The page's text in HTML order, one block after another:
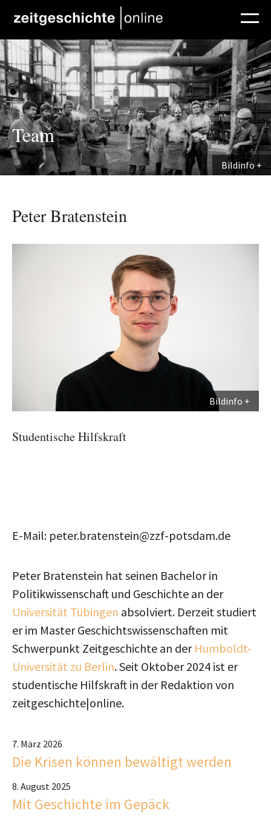
Direkt zum Inhalt
Team
Bildinfo
Peter Bratenstein
Bildinfo
Studentische Hilfskraft
E-Mail: peter.bratenstein@zzf-potsdam.de
Peter Bratenstein hat seinen Bachelor in
Politikwissenschaft und Geschichte an der
Universität Tübingen absolviert. Derzeit studiert
er im Master Geschichtswissenschaften mit
Schwerpunkt Zeitgeschichte an der Humboldt-
Universität zu Berlin. Seit Oktober 2024 ist er
studentische Hilfskraft in der Redaktion von
zeitgeschichte|online.
7. März 2026
Die Krisen können bewältigt werden
8. August 2025
Mit Geschichte im Gepäck